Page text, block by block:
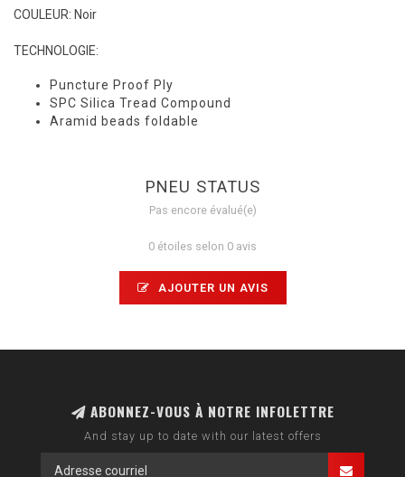
COULEUR: Noir
TECHNOLOGIE:
Puncture Proof Ply
SPC Silica Tread Compound
Aramid beads foldable
PNEU STATUS
Pas encore évalué(e)
0 étoiles selon 0 avis
AJOUTER UN AVIS
ABONNEZ-VOUS À NOTRE INFOLETTRE
And stay up to date with our latest offers